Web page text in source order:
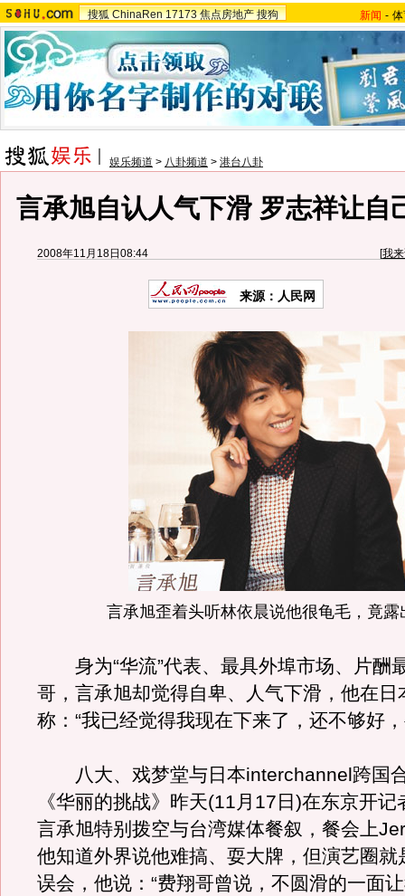
搜狐 ChinaRen 17173 焦点房地产 搜狗 新闻 -
娱乐频道 > 八卦频道 > 港台八卦
言承旭自认人气下滑 罗志祥让自
2008年11月18日08:44 [我
来源：人民网
言承旭歪着头听林依晨说他很龟毛，竟露
身为“华流”代表、最具外埠市场、片酬
哥，言承旭却觉得自卑、人气下滑，他在日
称：“我已经觉得我现在下来了，还不够好
八大、戏梦堂与日本interchannel跨国
《华丽的挑战》昨天(11月17日)在东京开
言承旭特别拨空与台湾媒体餐叙，餐会上
他知道外界说他难搞、耍大牌，但演艺圈就
误会，他说：“费翔哥曾说，不圆滑的一面